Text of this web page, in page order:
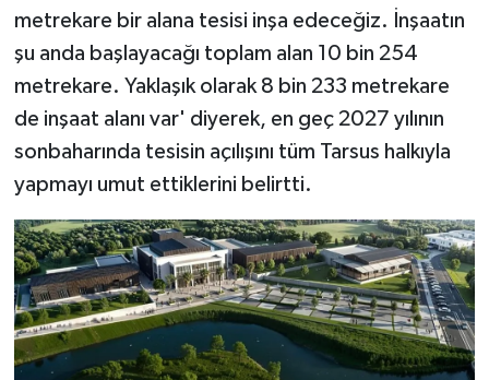
metrekare bir alana tesisi inşa edeceğiz. İnşaatın
şu anda başlayacağı toplam alan 10 bin 254
metrekare. Yaklaşık olarak 8 bin 233 metrekare
de inşaat alanı var' diyerek, en geç 2027 yılının
sonbaharında tesisin açılışını tüm Tarsus halkıyla
yapmayı umut ettiklerini belirtti.